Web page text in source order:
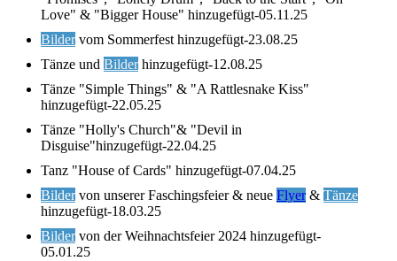
Love" & "Bigger House" hinzugefügt-05.11.25
Bilder vom Sommerfest hinzugefügt-23.08.25
Tänze und Bilder hinzugefügt-12.08.25
Tänze "Simple Things" & "A Rattlesnake Kiss"
hinzugefügt-22.05.25
Tänze "Holly's Church"& "Devil in
Disguise"hinzugefügt-22.04.25
Tanz "House of Cards" hinzugefügt-07.04.25
Bilder von unserer Faschingsfeier & neue Flyer& Tänze
hinzugefügt-18.03.25
Bilder von der Weihnachtsfeier 2024 hinzugefügt-
05.01.25